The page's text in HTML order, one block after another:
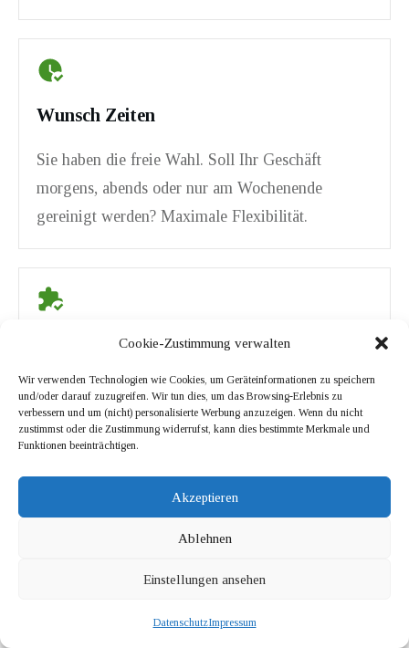
Cookie-Zustimmung verwalten
Wir verwenden Technologien wie Cookies, um Geräteinformationen zu speichern
und/oder darauf zuzugreifen. Wir tun dies, um das Browsing-Erlebnis zu
verbessern und um (nicht) personalisierte Werbung anzuzeigen. Wenn du nicht
zustimmst oder die Zustimmung widerrufst, kann dies bestimmte Merkmale und
Funktionen beeinträchtigen.
Akzeptieren
Ablehnen
Einstellungen ansehen
DatenschutzImpressum
Wunsch Zeiten
Sie haben die freie Wahl. Soll Ihr Geschäft
morgens, abends oder nur am Wochenende
gereinigt werden? Maximale Flexibilität.
Wunsch Leistungen
Neben der klassischen Unterhaltsreinigung und
Glasreinigung bieten wir auch weitere Leistungen
für Sie an.
Jetzt Angebot anfordern